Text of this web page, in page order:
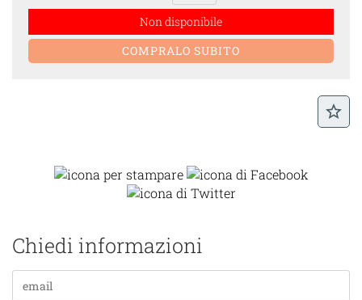
Non disponibile
star_border
Chiedi informazioni